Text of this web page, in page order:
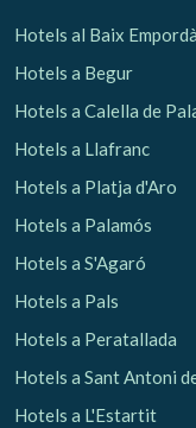
Hotels al Baix Empordà
Hotels a Begur
Hotels a Calella de
Hotels a Llafranc
Hotels a Platja d'Aro
Hotels a Palamós
Hotels a S'Agaró
Hotels a Pals
Hotels a Peratallada
Hotels a Sant Antoni
Hotels a L'Estartit